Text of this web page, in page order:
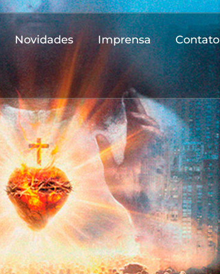
Novidades Imprensa Contato